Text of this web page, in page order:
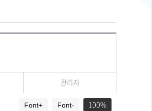
관리자
100
Font+ Font-